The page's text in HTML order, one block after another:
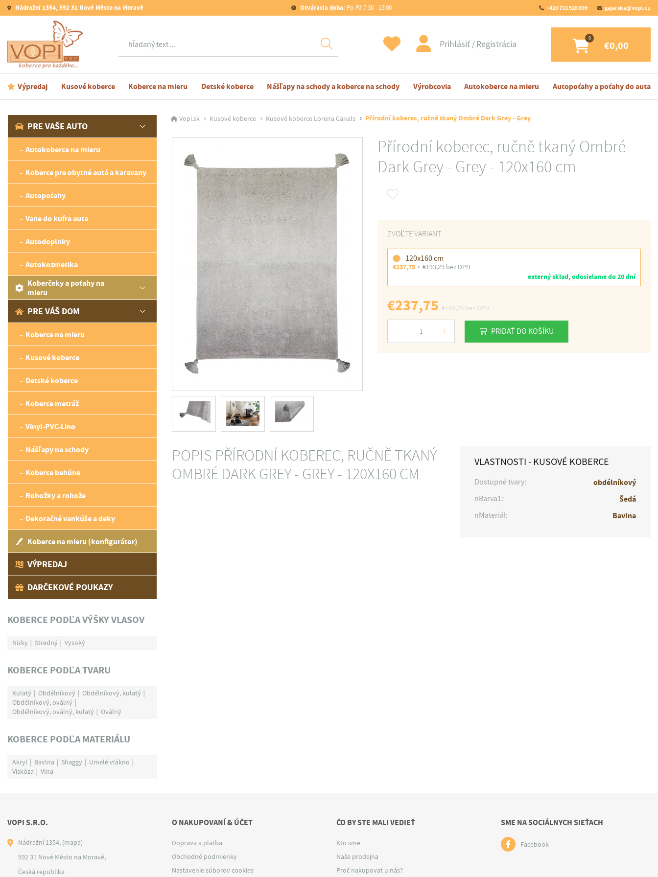
Nádražní 1354, 592 31 Nové Město na Moravě Otváracia doba: Po-Pá 7:30 - 15:00 +420 733 528 899 gajarska@vopi.cz
Hľadať
Prihlásiť Registrácia €0,00
Výpredaj Kusové koberce Koberce na mieru Detské koberce Nášľapy na schody a koberce na schody Výrobcovia Autokoberce na mieru Autopoťahy a poťahy do auta
PRE VAŠE AUTO
Autokoberce na mieru
Koberce pre obytné autá a karavany
Autopoťahy
Vane do kufra auta
Autodoplnky
Autokozmetika
Koberčeky a poťahy na
mieru
PRE VÁŠ DOM
Koberce na mieru
Kusové koberce
Detské koberce
Koberce metráž
Vinyl-PVC-Lino
Nášľapy na schody
Koberce behúne
Rohožky a rohože
Dekoračné vankúše a deky
Koberce na mieru (konfigurátor)
VÝPREDAJ
DARČEKOVÉ POUKAZY
KOBERCE PODĽA VÝŠKY VLASOV
Nízky Stredný Vysoký
KOBERCE PODĽA TVARU
Kulatý Obdélníkový
Obdélníkový, kulatý
Obdélníkový, oválný
Obdélníkový, oválný, kulatý
Oválný
KOBERCE PODĽA MATERIÁLU
Akryl Bavlna Shaggy
Umelé vlákno
Viskóza
Vlna
Vopi.sk Kusové koberce Kusové koberce Lorena Canals Přírodní koberec, ručně tkaný Ombré Dark Grey - Grey
Přírodní koberec, ručně tkaný Ombré
Dark Grey - Grey - 120x160 cm
ZVOĽTE VARIANT:
120x160 cm
€237,75 €193,29 bez DPH
externý sklad, odosielame do 20 dní
€237,75 €193,29 bez DPH
PRIDAŤ DO KOŠÍKU
POPIS PŘÍRODNÍ KOBEREC, RUČNĚ TKANÝ
OMBRÉ DARK GREY - GREY - 120X160 CM
VLASTNOSTI - KUSOVÉ KOBERCE
Dostupné tvary: obdélníkový
nBarva1: Šedá
nMateriál: Bavlna
VOPI S.R.O.
Nádražní 1354, (mapa)
592 31 Nové Město na Moravě,
Česká republika
O NAKUPOVANÍ & ÚČET
Doprava a platba
Obchodné podmienky
Nastavenie súborov cookies
ČO BY STE MALI VEDIEŤ
Kto sme
Naše prodejna
Proč nakupovat u nás?
SME NA SOCIÁLNYCH SIEŤACH
Facebook